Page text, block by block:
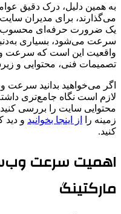
به همین دلیل، درک دقیق
می‌گذارند، برای مدیران
یک ضرورت حرفه‌ای محسوب
سرعت می‌شود، بسیاری
واقعیت این است که سرعت
تصمیمات فنی، محتوایی و
اگر می‌خواهید بدانید
لازم است نگاه جامع‌تری
محتوایی سایت را بررسی
زمینه را
از اینجا بخوانید و دید
کنید.
اهمیت سرعت
مارکتینگ